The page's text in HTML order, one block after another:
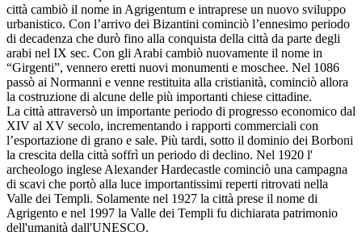
città cambiò il nome in Agrigentum e intraprese un nuovo sviluppo
urbanistico. Con l’arrivo dei Bizantini cominciò l’ennesimo periodo
di decadenza che durò fino alla conquista della città da parte degli
arabi nel IX sec. Con gli Arabi cambiò nuovamente il nome in
“Girgenti”, vennero eretti nuovi monumenti e moschee. Nel 1086
passò ai Normanni e venne restituita alla cristianità, cominciò allora
la costruzione di alcune delle più importanti chiese cittadine.
La città attraversò un importante periodo di progresso economico dal
XIV al XV secolo, incrementando i rapporti commerciali con
l’esportazione di grano e sale. Più tardi, sotto il dominio dei Borboni
la crescita della città soffrì un periodo di declino. Nel 1920 l'
archeologo inglese Alexander Hardecastle cominciò una campagna
di scavi che portò alla luce importantissimi reperti ritrovati nella
Valle dei Templi. Solamente nel 1927 la città prese il nome di
Agrigento e nel 1997 la Valle dei Templi fu dichiarata patrimonio
dell'umanità dall'UNESCO.